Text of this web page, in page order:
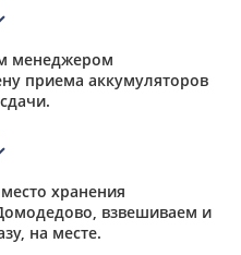
менеджером
приема аккумуляторов
хранения
взвешиваем и
на месте.